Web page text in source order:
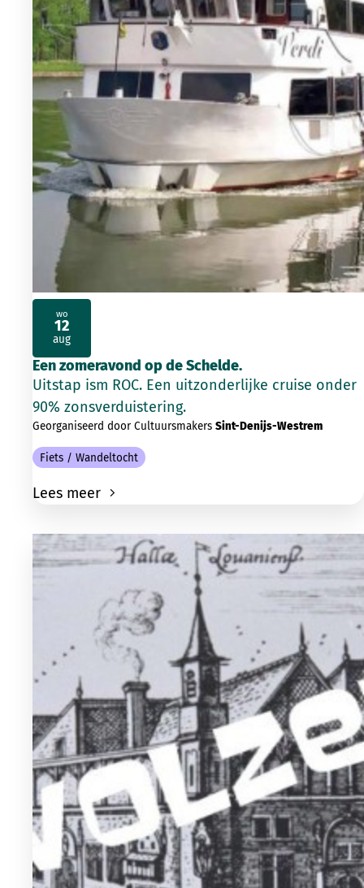
Een zomeravond op de Schelde.
Uitstap ism ROC. Een uitzonderlijke cruise onder
90% zonsverduistering.
Georganiseerd door Cultuursmakers Sint-Denijs-Westrem
Fiets / Wandeltocht
Lees meer
wo
12
aug
2026